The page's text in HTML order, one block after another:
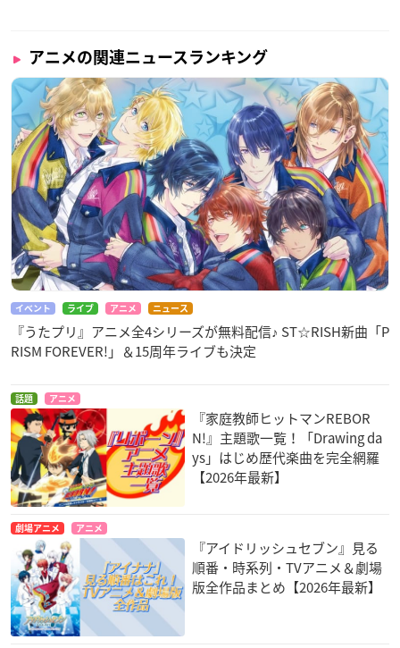
アニメの関連ニュースランキング
イベント ライブ アニメ ニュース
『うたプリ』アニメ全4シリーズが無料配信♪ ST☆RISH新曲「P
RISM FOREVER!」＆15周年ライブも決定
話題 アニメ
『家庭教師ヒットマンREBOR
N!』主題歌一覧！「Drawing da
ys」はじめ歴代楽曲を完全網羅
【2026年最新】
劇場アニメ アニメ
『アイドリッシュセブン』見る
順番・時系列・TVアニメ＆劇場
版全作品まとめ【2026年最新】